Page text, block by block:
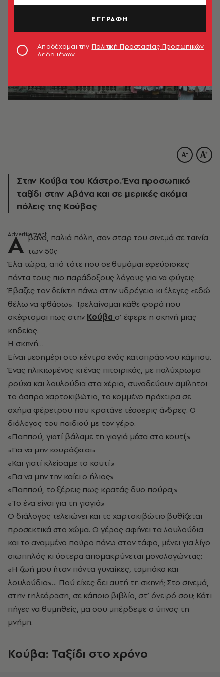
Στην Κούβα του Κάστρο. Ένα προσωπικό
ταξίδι στην Αβάνα και σε μερικές ακόμα
πόλεις της Κούβας
Α βάνα, παλιά πόλη, σαν σταρ του σινεμά σε ταινία
των 50ς
Έλα τώρα, από τότε που σε θυμάμαι εφεύρισκες
πάντα τους πιο παράδοξους λόγους για να φύγεις.
Έβαζες τον δείκτη πάνω στην υδρόγειο κι έλεγες «εδώ
θέλω να φθάσω». Τρελαίνομαι κάθε φορά που
σκέφτομαι πως στην Κούβα σ’ έφερε η σκηνή μιας
κηδείας.
Η σκηνή…
Είναι μεσημέρι στο κέντρο ενός καταπράσινου κάμπου.
Ένας ηλικιωμένος κι ένας πιτσιρικάς, με πολύχρωμα
ρούχα και λουλούδια στα χέρια, συνοδεύουν αμίλητοι
το άσπρο χαρτοκιβώτιο, το κομμένο πρόχειρα σε
σχήμα φέρετρου που κρατάνε τέσσερις άνδρες. Ο
διάλογος του παιδιού με τον γέρο:
«Παππού, γιατί βάλαμε τη γιαγιά μέσα στο κουτί;»
«Για να μην κουράζεται»
«Και γιατί κλείσαμε το κουτί;»
«Για να μην την καίει ο ήλιος»
«Παππού, το ξέρεις πως κρατάς δυο πούρα;»
«Το ένα είναι για τη γιαγιά»
Ο διάλογος τελειώνει και το χαρτοκιβώτιο βυθίζεται
προσεκτικά στο χώμα. Ο γέρος αφήνει τα λουλούδια
και το αναμμένο πούρο πάνω στον τάφο, μένει για λίγο
σιωπηλός κι ύστερα απομακρύνεται μονολογώντας:
«Η ζωή μου ήταν πάντα γυναίκες, ταμπάκο και
λουλούδια»… Πού είχες δει αυτή τη σκηνή; Στο σινεμά,
στην τηλεόραση, σε κάποιο βιβλίο, στ’ όνειρό σου; Κάτι
πήγες να θυμηθείς, μα σου μπέρδεψε ο ύπνος τη
μνήμη.
Κούβα: Ταξίδι στο χρόνο
ΕΓΓΡΑΦΗ
Αποδέχομαι την Πολιτική Προστασίας Προσωπικών
Δεδομένων